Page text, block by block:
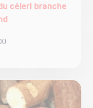
céleri branche